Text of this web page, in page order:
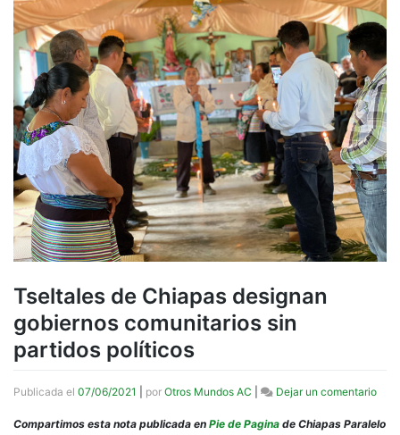
Tseltales de Chiapas designan
gobiernos comunitarios sin
partidos políticos
Publicada el 07/06/2021 por Otros Mundos AC Dejar un comentarioen
de
Compartimos esta nota publicada en Pie de Pagina de Chiapas Paralelo